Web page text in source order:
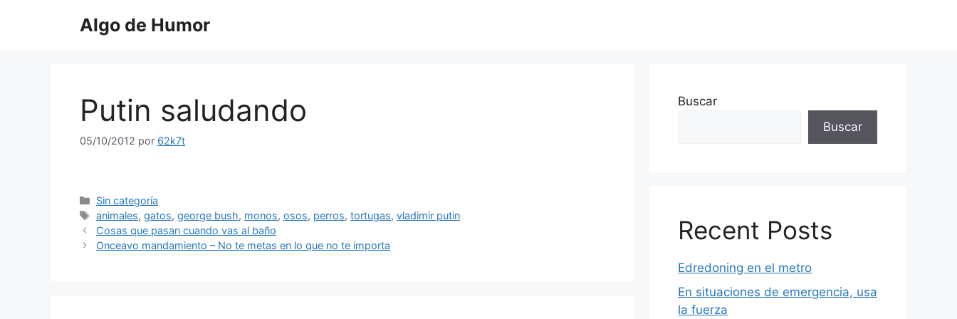
Algo de Humor
Putin saludando
05/10/2012 por 62k7t
Categorías
Sin categoría
Etiquetas
animales,gatos,george bush, monos,osos, perros,tortugas,vladimir putin
Cosas que pasan cuando vas al baño
Onceavo mandamiento – No te metas en lo que no te importa
Buscar
Buscar
Recent Posts
Edredoning en el metro
En situaciones de emergencia, usa
la fuerza